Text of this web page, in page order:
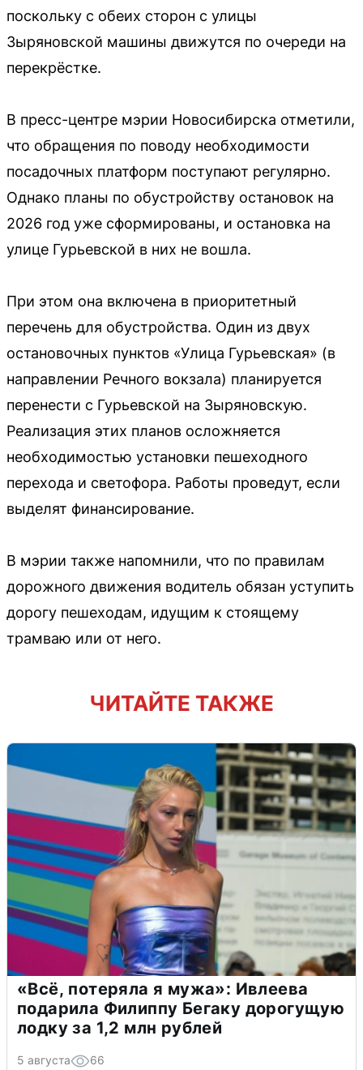
поскольку с обеих сторон с улицы
Зыряновской машины движутся по очереди на
перекрёстке.
В пресс-центре мэрии Новосибирска отметили,
что обращения по поводу необходимости
посадочных платформ поступают регулярно.
Однако планы по обустройству остановок на
2026 год уже сформированы, и остановка на
улице Гурьевской в них не вошла.
При этом она включена в приоритетный
перечень для обустройства. Один из двух
остановочных пунктов «Улица Гурьевская» (в
направлении Речного вокзала) планируется
перенести с Гурьевской на Зыряновскую.
Реализация этих планов осложняется
необходимостью установки пешеходного
перехода и светофора. Работы проведут, если
выделят финансирование.
В мэрии также напомнили, что по правилам
дорожного движения водитель обязан уступить
дорогу пешеходам, идущим к стоящему
трамваю или от него.
ЧИТАЙТЕ ТАКЖЕ
«Всё, потеряла я мужа»: Ивлеева
подарила Филиппу Бегаку дорогущую
лодку за 1,2 млн рублей
5 августа 66